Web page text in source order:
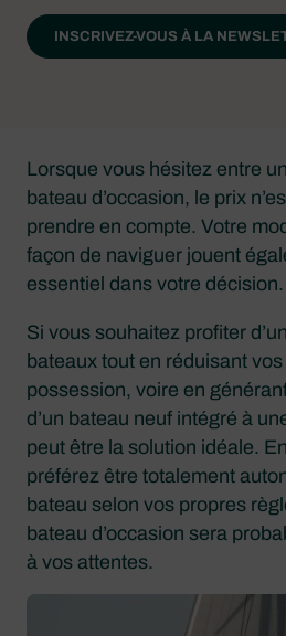
INSCRIVEZ-VOUS À LA
Lorsque vous hésitez entre
bateau d’occasion, le prix
prendre en compte. Votre
façon de naviguer jouent
essentiel dans votre décision.
Si vous souhaitez profiter
bateaux tout en réduisant
possession, voire en
d’un bateau neuf intégré à
peut être la solution idéale.
préférez être totalement
bateau selon vos propres
bateau d’occasion sera
à vos attentes.